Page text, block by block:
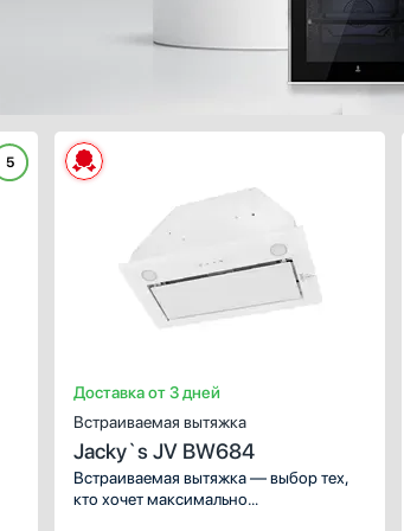
ХАРАКТЕРИСТИКИ
Режимы работы:
отвод / циркуляция
Количество скоростей:
5
Доставка от 3 дней
Встраиваемая вытяжка
Jacky`s JV BW684
Встраиваемая вытяжка — выбор тех,
кто хочет максимально